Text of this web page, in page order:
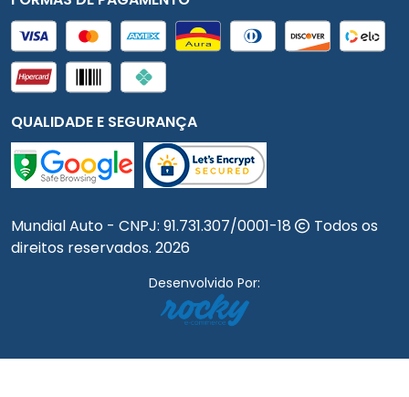
QUALIDADE E SEGURANÇA
Mundial Auto - CNPJ: 91.731.307/0001-18
Todos os
direitos reservados. 2026
Desenvolvido Por: